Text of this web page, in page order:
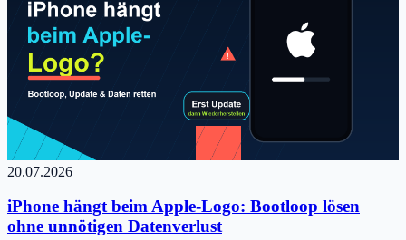
20.07.2026
iPhone hängt beim Apple-Logo: Bootloop lösen
ohne unnötigen Datenverlust